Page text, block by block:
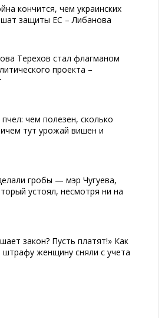
кончится, чем украинских
защиты ЕС – Либанова
Терехов стал флагманом
проекта –
чем полезен, сколько
тут урожай вишен и
гробы — мэр Чугуева,
устоял, несмотря ни на
закон? Пусть платят!» Как
штрафу женщину сняли с учета